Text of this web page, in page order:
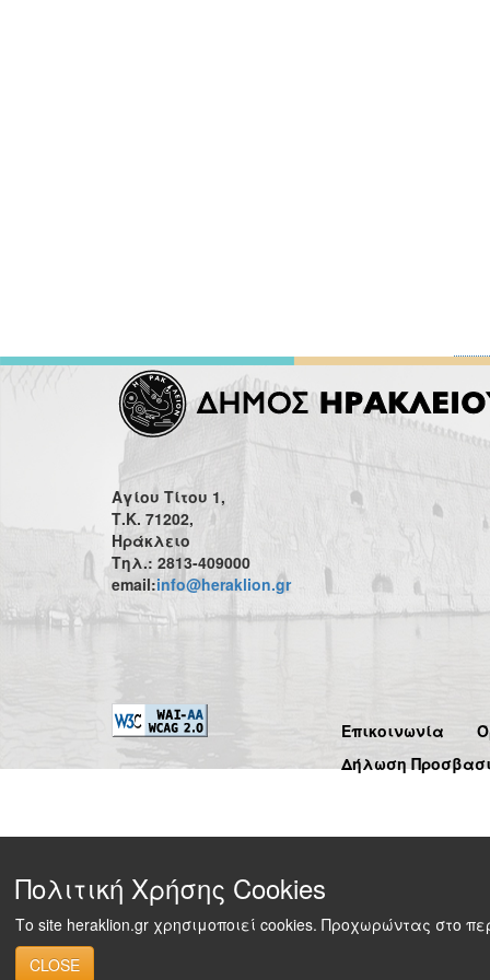
Αγίου Τίτου 1,
Τ.Κ. 71202,
Ηράκλειο
Τηλ.: 2813-409000
email:info@heraklion.gr
Επικοινωνία
Δήλωση
Πολιτική Χρήσης Cookies
Το site heraklion.gr χρησιμοποιεί cookies. Προχωρώντας στο
CLOSE